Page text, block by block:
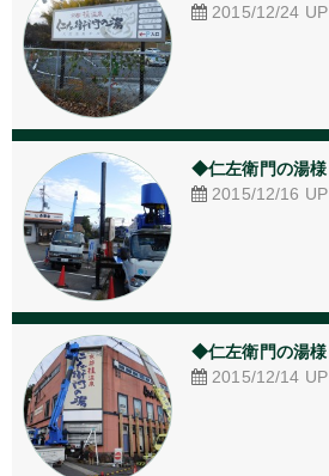
採用情報
個人情報保護方針
2015/12/24 UP
◆仁左衛門の湯
2015/12/16 UP
◆仁左衛門の湯
2015/12/14 UP